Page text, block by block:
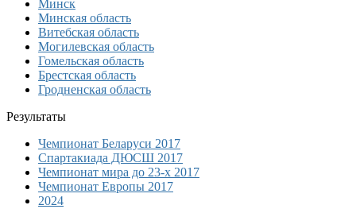
Минск
Минская область
Витебская область
Могилевская область
Гомельская область
Брестская область
Гродненская область
Результаты
Чемпионат Беларуси 2017
Спартакиада ДЮСШ 2017
Чемпионат мира до 23-х 2017
Чемпионат Европы 2017
2024